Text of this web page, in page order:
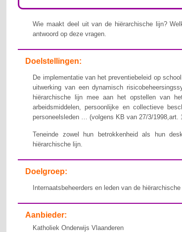
Wie maakt deel uit van de hiërarchische lijn?
antwoord op deze vragen.
Doelstellingen:
De implementatie van het preventiebeleid op
uitwerking van een dynamisch
hiërarchische lijn mee aan het opstellen van
arbeidsmiddelen, persoonlijke en collectieve
personeelsleden … (volgens KB van 27/3/1998,art.
Teneinde zowel hun betrokkenheid als hun
hiërarchische lijn.
Doelgroep:
Internaatsbeheerders en leden van de
Aanbieder:
Katholiek Onderwijs Vlaanderen